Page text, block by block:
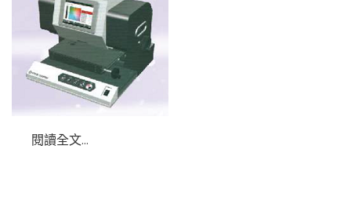
閱讀全文...